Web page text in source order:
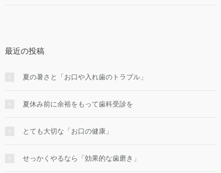
最近の投稿
夏の暑さと「お口や入れ歯のトラブル」
夏休み前に余裕をもって歯科受診を
とても大切な「お口の健康」
せっかくやるなら「効果的な⻭磨き」